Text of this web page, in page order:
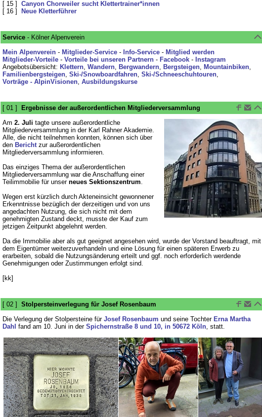
[ 15 ] Canyon Chorweiler sucht Klettertrainer*innen
[ 16 ]
Neue Kletterführer
Service- Kölner Alpenverein
Mein Alpenverein- Mitglieder-Service- Info-Service- Mitglied werden
Mitglieder-Vorteile- Vorteile bei unseren Partnern- Facebook- Instagram
Angebotsübersicht: Klettern, Wandern, Bergwandern, Bergsteigen, Mountainbiken,
Familienbergsteigen, Ski-/Snowboardfahren, Ski-/Schneeschuhtouren,
Vorträge - AlpinVisionen, Ausbildungskurse
[ 01 ]
Ergebnisse der außerordentlichen Mitgliederversammlung
Am 2. Juli tagte unsere außerordentliche
Mitgliederversammlung in der Karl Rahner Akademie.
Alle, die nicht teilnehmen konnten, können sich über
den Berichtzur außerordentlichen
Mitgliederversammlung informieren.
Das einziges Thema der außerordentlichen
Mitgliederversammlung war die Anschaffung einer
Teilimmobilie für unser neues Sektionszentrum.
Wegen erst kürzlich durch Akteneinsicht gewonnener
Erkenntnisse bezüglich der derzeitigen und von uns
angedachten Nutzung, die sich nicht mit dem
genehmigten Zustand deckt, musste der Kauf zum
jetzigen Zeitpunkt abgelehnt werden.
Da die Immobilie aber als gut geeignet angesehen wird, wurde der Vorstand beauftragt, mit
dem Eigentümer weiterzuverhandeln und eine Lösung für einen späteren Erwerb zu
erarbeiten, sobald die Nutzungsänderung erteilt und ggf. noch erforderlich werdende
Genehmigungen oder Zustimmungen erfolgt sind.
[kk]
[ 02 ] Stolpersteinverlegung für Josef Rosenbaum
Die Verlegung der Stolpersteine für Josef Rosenbaum und seine Tochter Erna Martha
Dahl fand am 10. Juni in der Spichernstraße 8 und 10, in 50672 Köln, statt.